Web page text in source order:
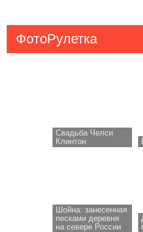
ФотоРулетка
Свадьба Челси
Клинтон
Шойна: занесенная
песками деревня
на севере России